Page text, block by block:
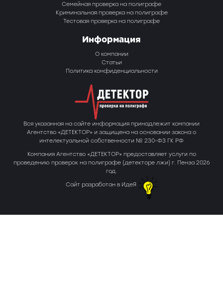
Семейная проверка на полиграфе
Криминальная проверка на полиграфе
Тестовая проверка на полиграфе
Информация
О компании
Статьи
Политика конфиденциальности
Вся указанная на сайте информация принадлежит компании
Агентство «ДЕТЕКТОР» и защищена на основании закона о
интелектуальной собственности № 230-ФЗ ГК РФ
Компания Агентство «ДЕТЕКТОР» предоставляет услуги по
проведению проверок на полиграфе (детекторе лжи) г. Пенза 2026
год.
Сайт разработан в ИдеЯ